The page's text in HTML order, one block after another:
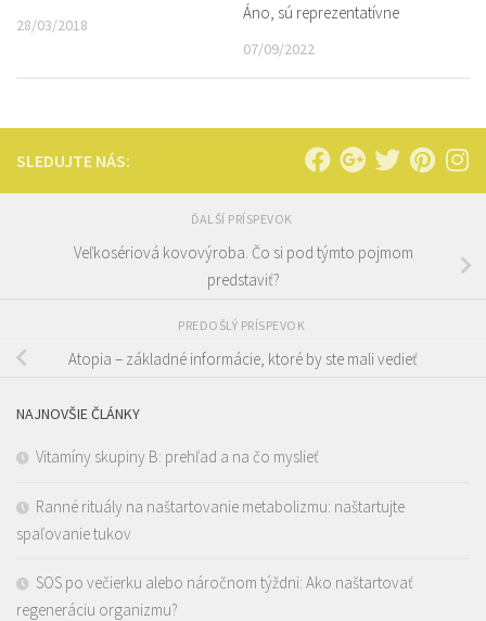
28/03/2018
Áno, sú reprezentatívne
07/09/2022
SLEDUJTE NÁS:
ĎALŠÍ PRÍSPEVOK
Veľkosériová kovovýroba. Čo si pod týmto pojmom
predstaviť?
PREDOŠLÝ PRÍSPEVOK
Atopia – základné informácie, ktoré by ste mali vedieť
NAJNOVŠIE ČLÁNKY
Vitamíny skupiny B: prehľad a na čo myslieť
Ranné rituály na naštartovanie metabolizmu: naštartujte
spaľovanie tukov
SOS po večierku alebo náročnom týždni: Ako naštartovať
regeneráciu organizmu?